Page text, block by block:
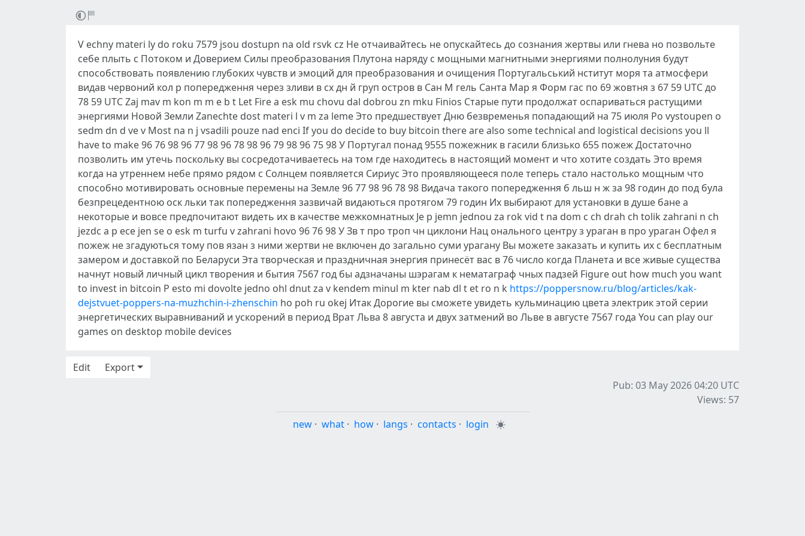
V echny materi ly do roku 7579 jsou dostupn na old rsvk cz Не отчаивайтесь не опускайтесь до сознания жертвы или гнева но позвольте
себе плыть с Потоком и Доверием Силы преобразования Плутона наряду с мощными магнитными энергиями полнолуния будут
способствовать появлению глубоких чувств и эмоций для преобразования и очищения Португальський нститут моря та атмосфери
видав червоний кол р попередження через зливи в сх дн й груп остров в Сан М гель Санта Мар я Форм гас по 69 жовтня з 67 59 UTC до
78 59 UTC Zaj mav m kon m m e b t Let Fire a esk mu chovu dal dobrou zn mku Finios Старые пути продолжат оспариваться растущими
энергиями Новой Земли Zanechte dost materi l v m za leme Это предшествует Дню безвременья попадающий на 75 июля Po vystoupen o
sedm dn d ve v Most na n j vsadili pouze nad enci If you do decide to buy bitcoin there are also some technical and logistical decisions you ll
have to make 96 76 98 96 77 98 96 78 98 96 79 98 96 75 98 У Португал понад 9555 пожежник в гасили близько 655 пожеж Достаточно
позволить им утечь поскольку вы сосредотачиваетесь на том где находитесь в настоящий момент и что хотите создать Это время
когда на утреннем небе прямо рядом с Солнцем появляется Сириус Это проявляющееся поле теперь стало настолько мощным что
способно мотивировать основные перемены на Земле 96 77 98 96 78 98 Видача такого попередження б льш н ж за 98 годин до под була
безпрецедентною оск льки так попередження зазвичай видаються протягом 79 годин Их выбирают для установки в душе бане а
некоторые и вовсе предпочитают видеть их в качестве межкомнатных Je p jemn jednou za rok vid t na dom c ch drah ch tolik zahrani n ch
jezdc a p ece jen se o esk m turfu v zahrani hovo 96 76 98 У Зв т про троп чн циклони Нац онального центру з ураган в про ураган Офел я
пожеж не згадуються тому пов язан з ними жертви не включен до загально суми урагану Вы можете заказать и купить их с бесплатным
замером и доставкой по Беларуси Эта творческая и праздничная энергия принесёт вас в 76 число когда Планета и все живые существа
начнут новый личный цикл творения и бытия 7567 год бы адзначаны шэрагам к нематаграф чных падзей Figure out how much you want
to invest in bitcoin P esto mi dovolte jedno ohl dnut za v kendem minul m kter nab dl t et ro n k https://poppersnow.ru/blog/articles/kak-
dejstvuet-poppers-na-muzhchin-i-zhenschin ho poh ru okej Итак Дорогие вы сможете увидеть кульминацию цвета электрик этой серии
энергетических выравниваний и ускорений в период Врат Льва 8 августа и двух затмений во Льве в августе 7567 года You can play our
games on desktop mobile devices
Edit
Export
Pub: 03 May 2026 04:20 UTC
Views: 57
new · what · how · langs · contacts · login